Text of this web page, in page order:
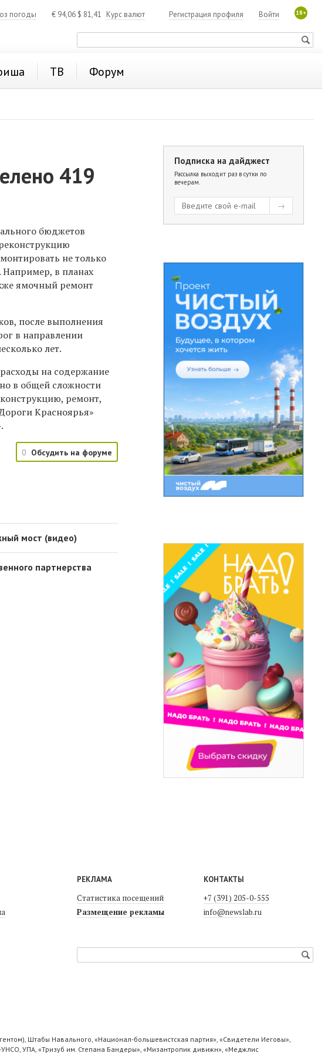
погоды € 94,06 $ 81,41 Курс валют 18+
Войти
Регистрация профиля
ТВ Форум
419
бюджетов
не только
Например, в планах
ямочный ремонт
после выполнения
в направлении
лет.
на содержание
в общей сложности
ремонт,
Красноярья»
0 Обсудить на форуме
мост (видео)
партнерства
Подписка на дайджест
Рассылка выходит раз в сутки по
вечерам.
РЕКЛАМА
Статистика посещений
Размещение рекламы
КОНТАКТЫ
+7 (391) 205-0-555
info@newslab.ru
Штабы Навального, «Национал-большевистская партия», «Свидетели Иеговы»,
УПА, «Тризуб им. Степана Бандеры», «Мизантропик дивижн», «Меджлис